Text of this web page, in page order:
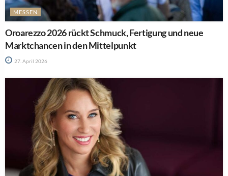
MESSEN
Oroarezzo 2026 rückt Schmuck, Fertigung und neue
Marktchancen in den Mittelpunkt
27. April 2026